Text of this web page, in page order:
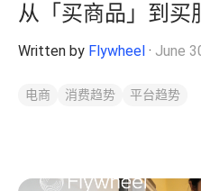
从「买商品」到买
值、买认同
Written by Flywheel · June
电商 消费趋势 平台趋势